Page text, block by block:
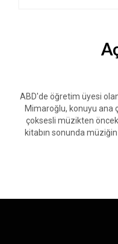
ABD'de öğretim üyesi
Mimaroğlu, konuyu ana
çoksesli müzikten
kitabın sonunda